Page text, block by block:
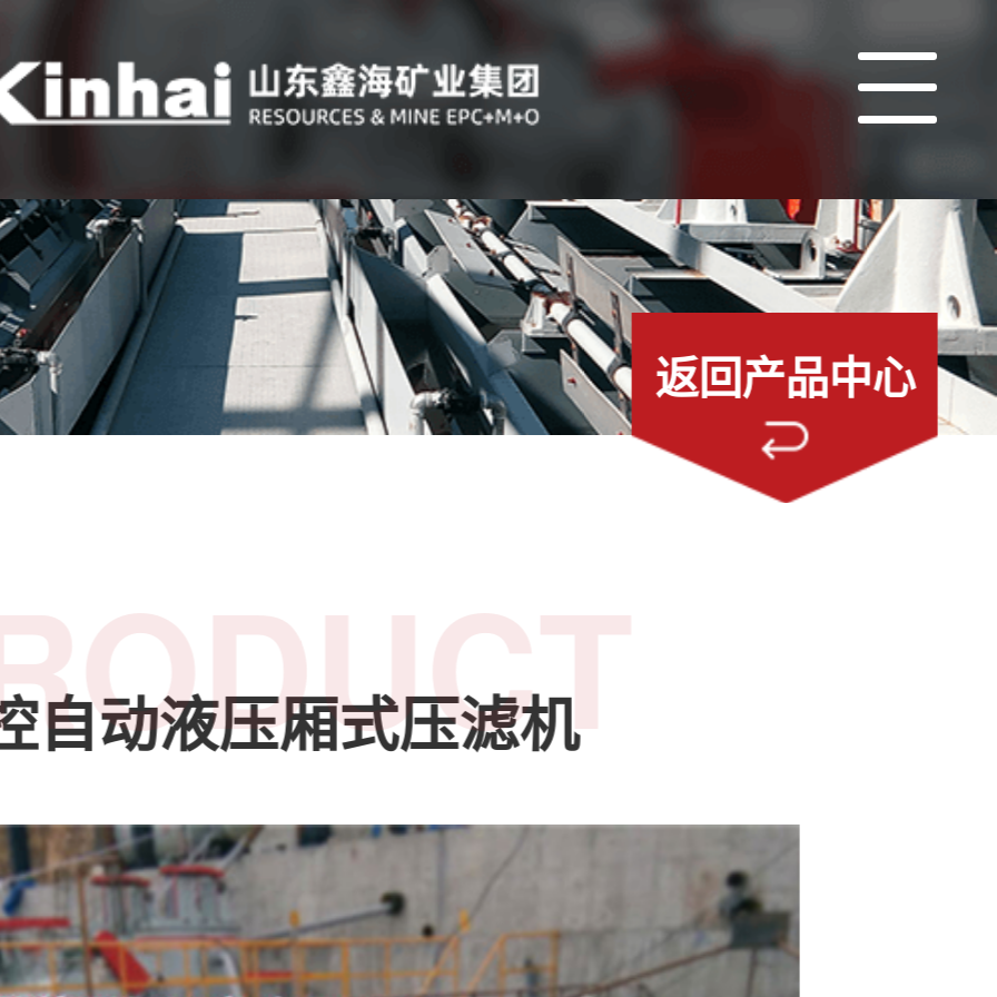
返回产品中心
自动液压厢式压滤机